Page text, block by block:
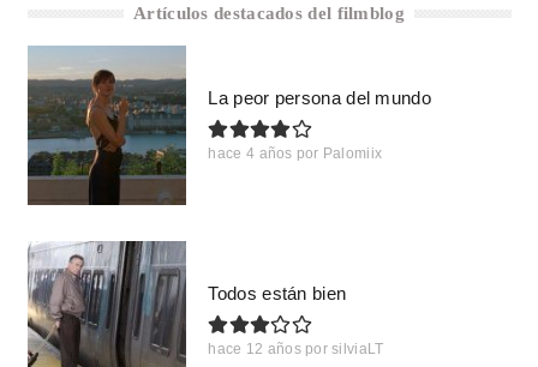
Artículos destacados del filmblog
La peor persona del mundo
hace 4 años por Palomiix
Todos están bien
hace 12 años por silviaLT